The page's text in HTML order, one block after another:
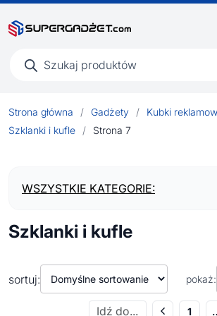
produktów
Strona główna / Gadżety / Kubki
Szklanki i kufle
/ Strona 7
WSZYSTKIE KATEGORIE:
BESTSELLERY
NOWOŚCI
Szklanki i kufle
sortuj: pokaż:
1